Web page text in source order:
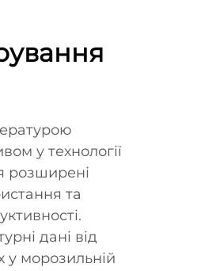
у технології
розширені
та
дані від
у морозильній